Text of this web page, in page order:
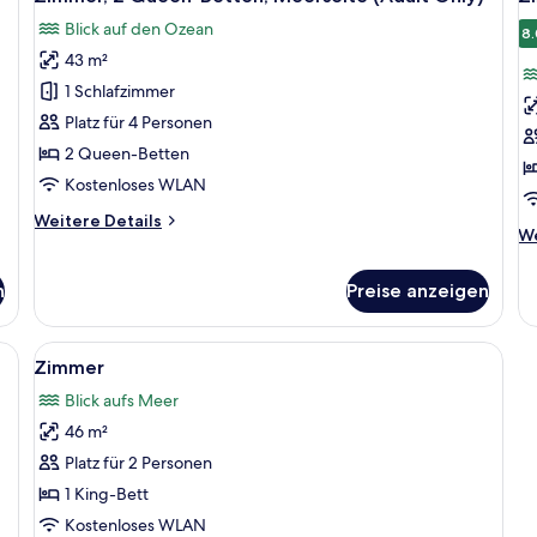
Fotos
für
Zimmer,
2 Queen-
Betten,
Meerseite
(Adult
anzeigen
Blick auf den Ozean
43 m²
1 Schlafzimmer
Platz für 4 Personen
2 Queen-Betten
Kostenloses WLAN
Weitere Details
Weitere
Betten,
Meerseite
(Adult
Only)
Preise anzeigen
einem Fernseher, einem Schreibtisch und Meerblick.
Alle
Fotos
für
Zimmer
anzeigen
Ein Hotelzimmer mit einem großen
6
Zimmer
Blick aufs Meer
46 m²
Platz für 2 Personen
1 King-Bett
Kostenloses WLAN